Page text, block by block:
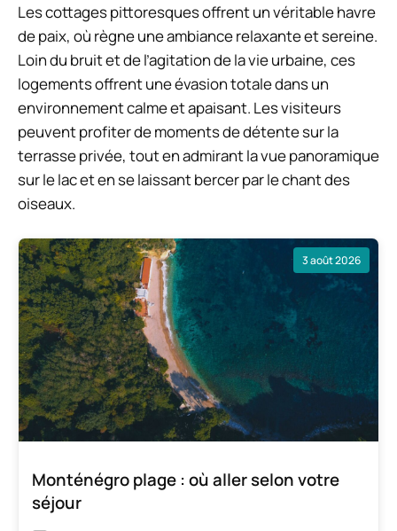
Les cottages pittoresques offrent un véritable havre
de paix, où règne une ambiance relaxante et sereine.
Loin du bruit et de l’agitation de la vie urbaine, ces
logements offrent une évasion totale dans un
environnement calme et apaisant. Les visiteurs
peuvent profiter de moments de détente sur la
terrasse privée, tout en admirant la vue panoramique
sur le lac et en se laissant bercer par le chant des
oiseaux.
3 août 2026
Monténégro plage : où aller selon votre
séjour